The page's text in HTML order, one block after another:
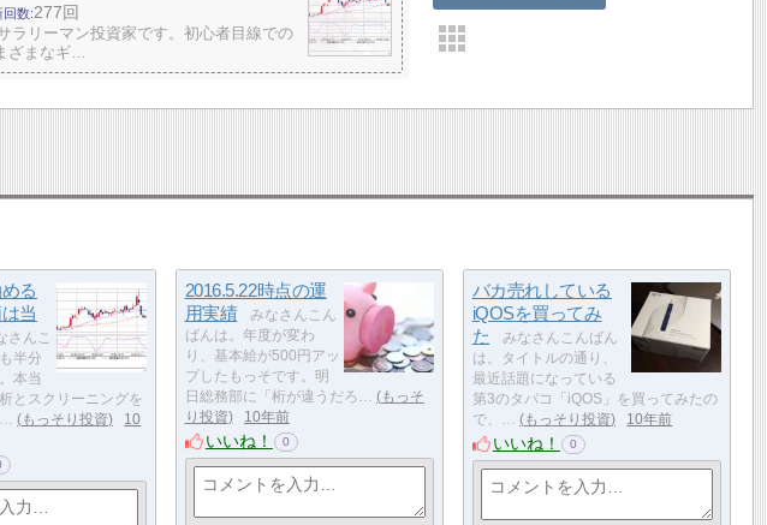
回数 277回
ラリーマン投資家です。初心者目線での
ざまなギ…
る
当
さんこ
半分
本当
とスクリーニングを
もっそり投資
10
2016.5.22時点の運
用実績
みなさんこん
ばんは。年度が変わ
り、基本給が500円アッ
プしたもっそです。明
日総務部に「桁が違うだろ…
もっそ
り投資
10年前
いいね！ 0
バカ売れしている
iQOSを買ってみ
た
みなさんこんばん
は。タイトルの通り、
最近話題になっている
第3のタバコ「iQOS」を買ってみたの
で、…
もっそり投資 10年前
いいね！ 0